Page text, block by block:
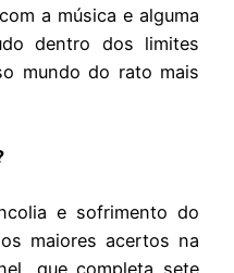
a música e alguma
dentro dos limites
mundo do rato mais
e sofrimento do
maiores acertos na
que completa sete